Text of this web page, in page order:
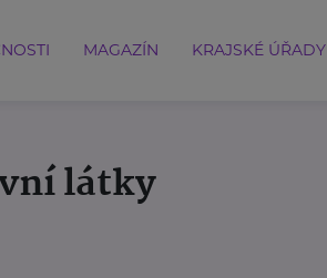
MAGAZÍN KRAJSKÉ ÚŘADY
látky